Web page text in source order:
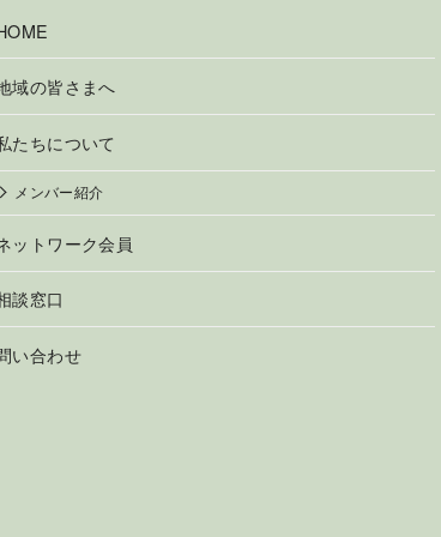
域の皆さまへ
たちについて
メンバー紹介
ットワーク会員
談窓口
い合わせ